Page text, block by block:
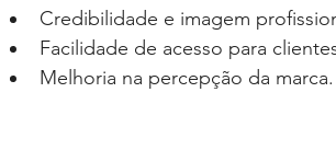
Credibilidade e imagem
Facilidade de acesso para
Melhoria na percepção da marca.